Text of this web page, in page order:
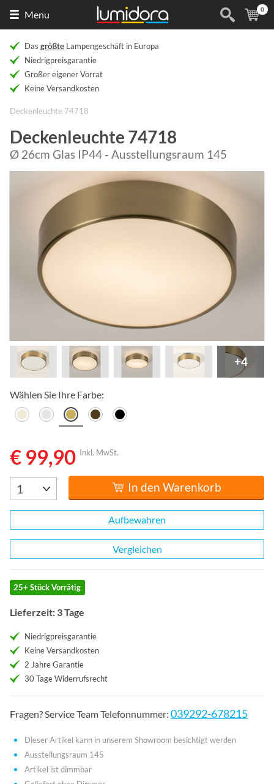
Menu (
0
Das größte Lampengeschäft in Europa
Niedrigpreisgarantie
Großer eigener Vorrat
Keine Versandkosten
Deckenleuchte 74718
Deckenleuchte 74718
Ø 26cm Glas IP44 - Ausstellungsraum 145
+4
Wählen Sie Ihre Farbe:
€ 99,90 Inkl. MwSt.
In den Warenkorb
Aufbewahren
Vergleichen
25+ Stück Vorrätig
Lieferzeit: 3 Tage
Niedrigpreisgarantie
Keine Versandkosten
2 Jahre Garantie
30 Tage Widerrufsrecht
Fragen? Service Team Telefonnummer: 039292-678215
Dieser Artikel kann in unserem Showroom besichtigt werden
Ausstellungsraum 145
Artikel ist dimmbar